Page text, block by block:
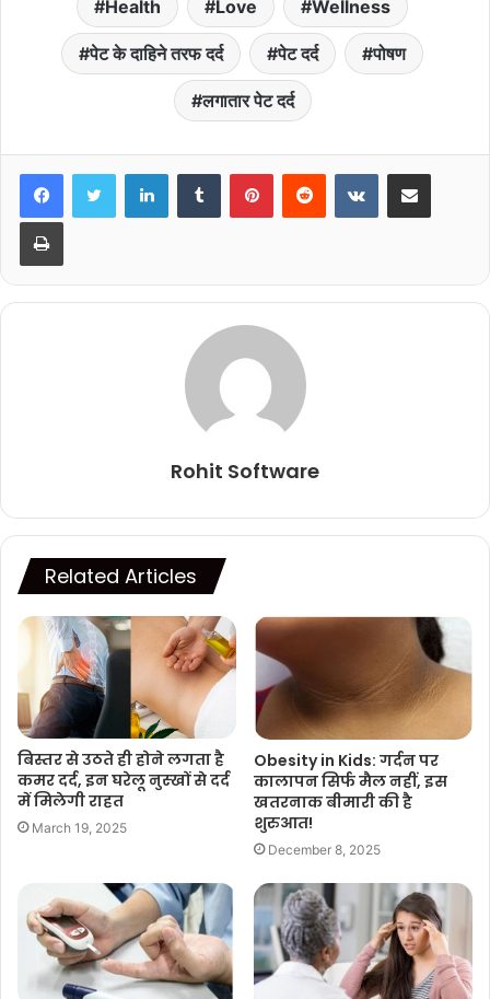
Health Love Wellness
पेट के दाहिने तरफ दर्द पेट दर्द पोषण
लगातार पेट दर्द
LinkedInTumblr PinterestReddit VKontakteShare via Email
Print
Rohit Software
Related Articles
बिस्तर से उठते ही होने लगता है
कमर दर्द, इन घरेलू नुस्‍खों से दर्द
में मिलेगी राहत
March 19, 2025
Obesity in Kids: गर्दन पर
कालापन सिर्फ मैल नहीं, इस
खतरनाक बीमारी की है
शुरुआत!
December 8, 2025